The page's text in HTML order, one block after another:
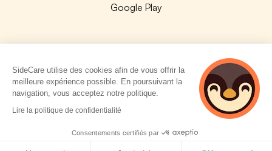
Google Play
© 2026 SideCare. Tous droits réservés.
SideCare utilise des cookies afin de vous offrir la
meilleure expérience possible. En poursuivant la
navigation, vous acceptez notre politique.
Lire la politique de confidentialité
Consentements certifiés par
4 personnes
consultent
actuellement cette